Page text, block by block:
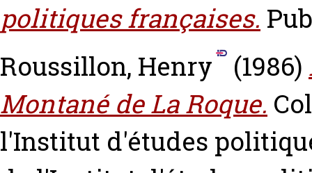
politiques françaises.
Roussillon, Henry
(1986)
Montané de La Roque.
l'Institut d'études